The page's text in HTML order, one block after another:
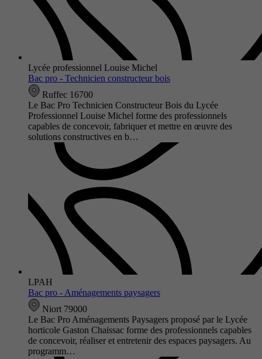
Lycée professionnel Louise Michel
Bac pro - Technicien constructeur bois
Ruffec 16700
Le Bac Pro Technicien Constructeur Bois du Lycée
Professionnel Louise Michel forme des professionnels
capables de concevoir, fabriquer et mettre en œuvre des
solutions constructives en b…
LPAH
Bac pro - Aménagements paysagers
Niort 79000
Le Bac Pro Aménagements Paysagers proposé par le Lycée
horticole Gaston Chaissac forme des professionnels capables
de concevoir, réaliser et entretenir des espaces paysagers. Au
programm…